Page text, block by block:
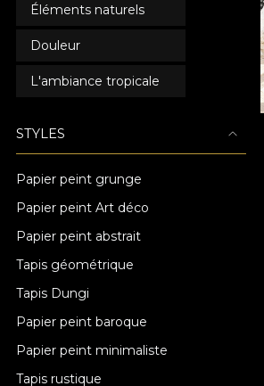
Éléments naturels
Douleur
L'ambiance tropicale
STYLES
Papier peint grunge
Papier peint Art déco
Papier peint abstrait
Tapis géométrique
Tapis Dungi
Papier peint baroque
Papier peint minimaliste
Tapis rustique